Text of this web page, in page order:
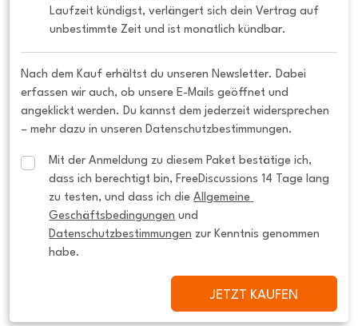
Laufzeit kündigst, verlängert sich dein Vertrag auf
unbestimmte Zeit und ist monatlich kündbar.
Nach dem Kauf erhältst du unseren Newsletter. Dabei
erfassen wir auch, ob unsere E-Mails geöffnet und
angeklickt werden. Du kannst dem jederzeit widersprechen
– mehr dazu in unseren Datenschutzbestimmungen.
Mit der Anmeldung zu diesem Paket bestätige ich,
dass ich berechtigt bin, FreeDiscussions 14 Tage lang
zu testen, und dass ich die Allgemeine
Geschäftsbedingungen
Datenschutzbestimmungen zur Kenntnis genommen
habe.
JETZT KAUFEN